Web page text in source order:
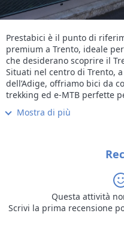
Prestabici è il punto di
premium a Trento, ideale
che desiderano scoprire il
Situati nel centro di Trento,
dell’Adige, offriamo bici da
trekking ed e-MTB perfette
Laghi, Monte Bondone e
Il noleggio è disponibile su
strategica, i nostri clienti
Con Prestabici Experience
percorsi sportivi e proposte
enogastronomia locale,
un’esperienza autentica su
Mostra di più
Questa attività
Scrivi la prima recensione